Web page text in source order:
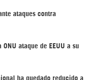
ataques contra
ataque de EEUU a su
ha quedado reducido a